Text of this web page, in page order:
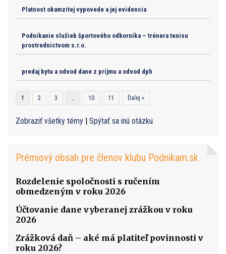
Platnost okamzitej vypovede a jej evidencia
Podnikanie služieb športového odborníka – trénera tenisu
prostredníctvom s.r.o.
predaj bytu a odvod dane z príjmu a odvod dph
1 2 3 … 10 11 Ďalej »
Zobraziť všetky témy Spýtať sa inú otázku
Prémiový obsah pre členov klubu Podnikam.sk
Rozdelenie spoločnosti s ručením
obmedzeným v roku 2026
Účtovanie dane vyberanej zrážkou v roku
2026
Zrážková daň – aké má platiteľ povinnosti v
roku 2026?